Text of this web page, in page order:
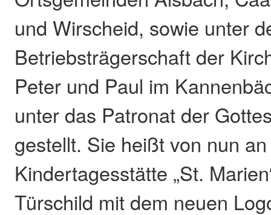
und Wirscheid, sowie unter
Betriebsträgerschaft der
Peter und Paul im
unter das Patronat der
gestellt. Sie heißt von nun
Kindertagesstätte „St.
Türschild mit dem neuen